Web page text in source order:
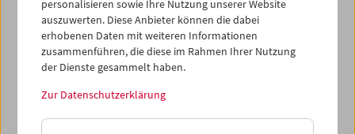
Bände anbieten und die Podiumsdiskussion mit den
Gästen moderieren.
Zur Veranstaltung
personalisieren sowie Ihre Nutzung unserer Website
auszuwerten. Diese Anbieter können die dabei
erhobenen Daten mit weiteren Informationen
zusammenführen, die diese im Rahmen Ihrer Nutzung
der Dienste gesammelt haben.
Zur Datenschutzerklärung